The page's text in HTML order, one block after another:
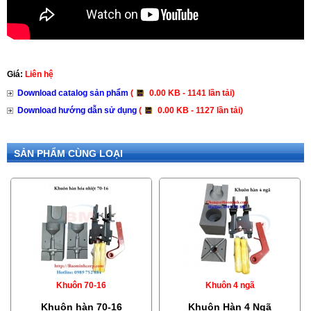
Giá: Liên hệ
Download catalog sản phẩm (
0.00 KB - 1141 lần tải)
Download hướng dẫn sử dụng ( 0.00 KB - 1127 lần tải)
SẢN PHẨM CÙNG LOẠI
Khuôn 70-16
Khuôn hàn 70-16
Khuôn 4 ngã
Khuôn Hàn 4 Ngã